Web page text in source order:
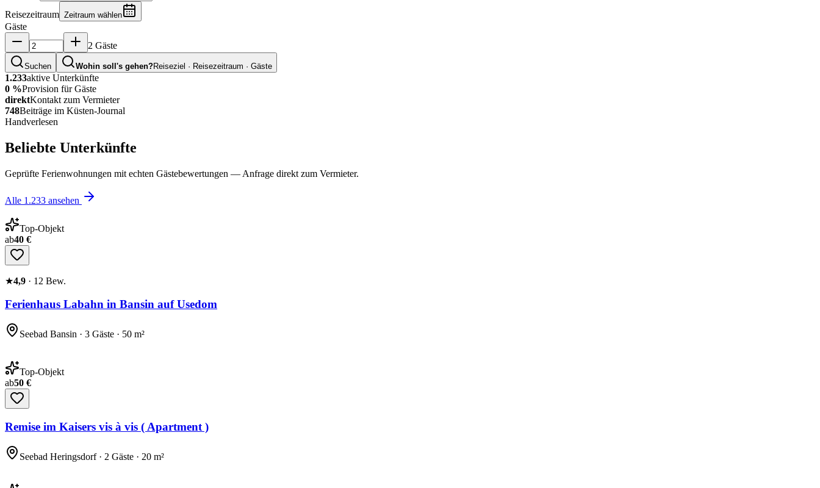
Reisezeitraum Zeitraum wählen
Gäste
2 Gäste
Suchen Wohin soll's gehen?Reiseziel · Reisezeitraum · Gäste
1.233aktive Unterkünfte
0 %Provision für Gäste
direktKontakt zum Vermieter
748Beiträge im Küsten-Journal
Handverlesen
Beliebte Unterkünfte
Geprüfte Ferienwohnungen mit echten Gästebewertungen — Anfrage direkt zum Vermieter.
Alle 1.233 ansehen
Top-Objekt
ab40 €
★4,9 · 12 Bew.
Ferienhaus Labahn in Bansin auf Usedom
Seebad Bansin · 3 Gäste · 50 m²
Top-Objekt
ab50 €
Remise im Kaisers vis à vis ( Apartment )
Seebad Heringsdorf · 2 Gäste · 20 m²